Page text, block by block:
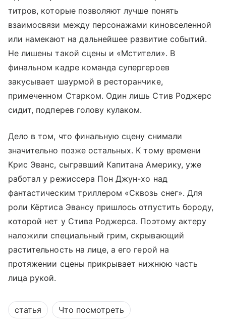
титров, которые позволяют лучше понять
взаимосвязи между персонажами киновселенной
или намекают на дальнейшее развитие событий.
Не лишены такой сцены и «Мстители». В
финальном кадре команда супергероев
закусывает шаурмой в ресторанчике,
примеченном Старком. Один лишь Стив Роджерс
сидит, подперев голову кулаком.
Дело в том, что финальную сцену снимали
значительно позже остальных. К тому времени
Крис Эванс, сыгравший Капитана Америку, уже
работал у режиссера Пон Джун-хо над
фантастическим триллером «Сквозь снег». Для
роли Кёртиса Эвансу пришлось отпустить бороду,
которой нет у Стива Роджерса. Поэтому актеру
наложили специальный грим, скрывающий
растительность на лице, а его герой на
протяжении сцены прикрывает нижнюю часть
лица рукой.
статья Что посмотреть